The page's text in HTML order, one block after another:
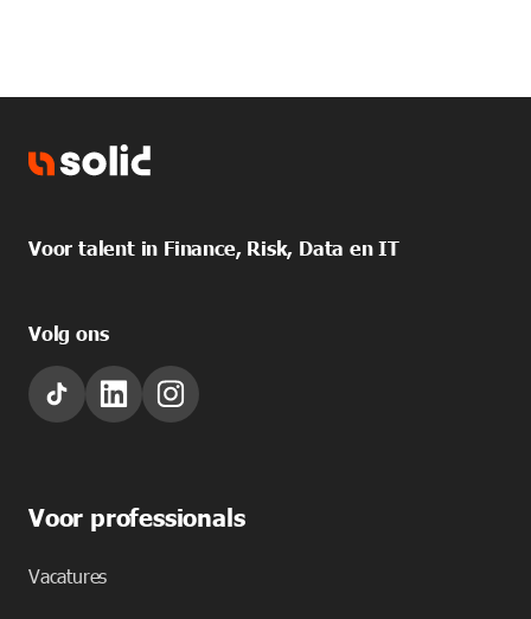
Voor talent in Finance, Risk, Data en IT
Volg ons
Voor professionals
Vacatures